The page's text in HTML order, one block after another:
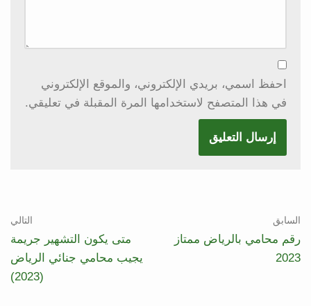
احفظ اسمي، بريدي الإلكتروني، والموقع الإلكتروني
في هذا المتصفح لاستخدامها المرة المقبلة في تعليقي.
السابق
رقم محامي بالرياض ممتاز
2023
التالي
متى يكون التشهير جريمة
يجيب محامي جنائي الرياض
(2023)